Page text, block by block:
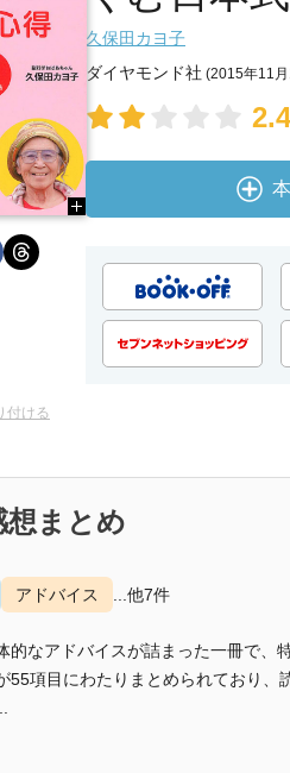
久保田カヨ子
ダイヤモンド社 (2015年11
付ける
まとめ
アドバイス ...他7件
的なアドバイスが詰まった一冊で、
55項目にわたりまとめられており、